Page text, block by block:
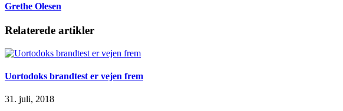
Grethe Olesen
Relaterede artikler
Uortodoks brandtest er vejen frem
31. juli, 2018